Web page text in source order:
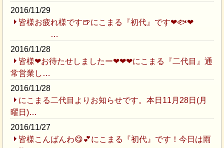
2016/11/29
皆様お疲れ様です🍺にこまる『初代』です❤🐟❤
…
2016/11/28
皆様❤お待たせしましたー❤❤❤にこまる『二代目』通
常営業し…
2016/11/28
にこまる二代目よりお知らせです。本日11月28日(月
曜日)…
2016/11/27
皆様こんばんわ😋💕にこまる『初代』です！今日は雨